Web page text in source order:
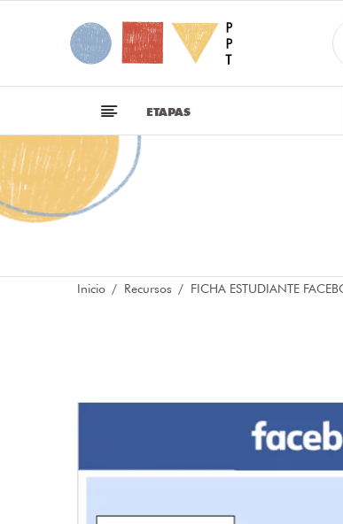
ETAPAS
Inicio Recursos FICHA ESTUDIANTE